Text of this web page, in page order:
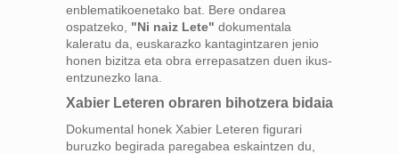
enblematikoenetako bat. Bere ondarea
ospatzeko, "Ni naiz Lete" dokumentala
kaleratu da, euskarazko kantagintzaren jenio
honen bizitza eta obra errepasatzen duen ikus-
entzunezko lana.
Xabier Leteren obraren bihotzera bidaia
Dokumental honek Xabier Leteren figurari
buruzko begirada paregabea eskaintzen du,